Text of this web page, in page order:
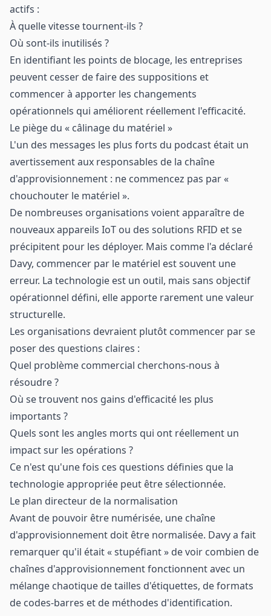
actifs :
À quelle vitesse tournent-ils ?
Où sont-ils inutilisés ?
En identifiant les points de blocage, les entreprises
peuvent cesser de faire des suppositions et
commencer à apporter les changements
opérationnels qui améliorent réellement l'efficacité.
Le piège du « câlinage du matériel »
L'un des messages les plus forts du podcast était un
avertissement aux responsables de la chaîne
d'approvisionnement : ne commencez pas par «
chouchouter le matériel ».
De nombreuses organisations voient apparaître de
nouveaux appareils IoT ou des solutions RFID et se
précipitent pour les déployer. Mais comme l'a déclaré
Davy, commencer par le matériel est souvent une
erreur. La technologie est un outil, mais sans objectif
opérationnel défini, elle apporte rarement une valeur
structurelle.
Les organisations devraient plutôt commencer par se
poser des questions claires :
Quel problème commercial cherchons-nous à
résoudre ?
Où se trouvent nos gains d'efficacité les plus
importants ?
Quels sont les angles morts qui ont réellement un
impact sur les opérations ?
Ce n'est qu'une fois ces questions définies que la
technologie appropriée peut être sélectionnée.
Le plan directeur de la normalisation
Avant de pouvoir être numérisée, une chaîne
d'approvisionnement doit être normalisée. Davy a fait
remarquer qu'il était « stupéfiant » de voir combien de
chaînes d'approvisionnement fonctionnent avec un
mélange chaotique de tailles d'étiquettes, de formats
de codes-barres et de méthodes d'identification.